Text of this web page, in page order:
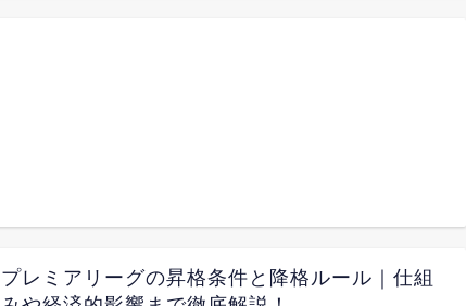
プレミアリーグの昇格条件と降格ルール｜仕組